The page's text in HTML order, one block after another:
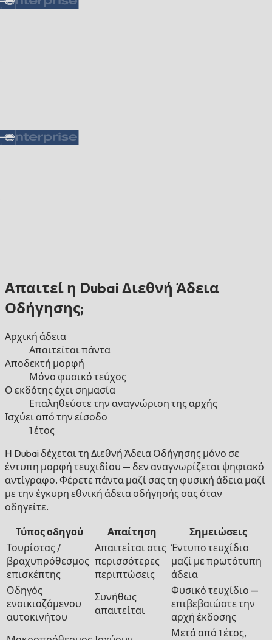
Απαιτεί η Dubai Διεθνή Άδεια
Οδήγησης;
Αρχική άδεια
Απαιτείται πάντα
Αποδεκτή μορφή
Μόνο φυσικό τεύχος
Ο εκδότης έχει σημασία
Επαληθεύστε την αναγνώριση της αρχής
Ισχύει από την είσοδο
1 έτος
Η Dubai δέχεται τη Διεθνή Άδεια Οδήγησης μόνο σε
έντυπη μορφή τευχιδίου — δεν αναγνωρίζεται ψηφιακό
αντίγραφο. Φέρετε πάντα μαζί σας τη φυσική άδεια μαζί
με την έγκυρη εθνική άδεια οδήγησής σας όταν
οδηγείτε.
Τύπος οδηγού Απαίτηση
Σημειώσεις
Τουρίστας /
βραχυπρόθεσμος
επισκέπτης
Απαιτείται στις
περισσότερες
περιπτώσεις
Έντυπο τευχίδιο
μαζί με πρωτότυπη
άδεια
Οδηγός
ενοικιαζόμενου
αυτοκινήτου
Συνήθως
απαιτείται
Φυσικό τευχίδιο —
επιβεβαιώστε την
αρχή έκδοσης
Μετά από 1 έτος,